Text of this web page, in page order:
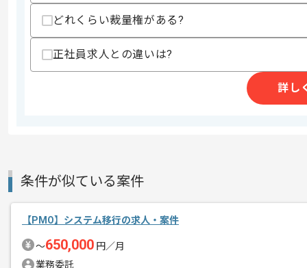
作業開始日
PMOの経験を活かすことができます。
複数案件を保有している企業ですので、
どれくらい裁量権がある?
正社員求人との違いは?
詳し
条件が似ている案件
【PMO】システム移行の求人・案件
〜650,000 円／月
業務委託